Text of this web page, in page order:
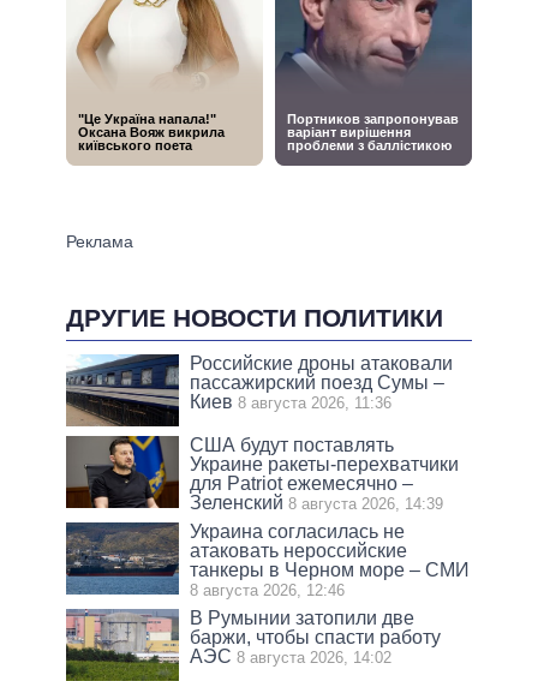
ДРУГИЕ НОВОСТИ ПОЛИТИКИ
Российские дроны атаковали
пассажирский поезд Сумы –
Киев 8 августа 2026, 11:36
США будут поставлять
Украине ракеты-перехватчики
для Patriot ежемесячно –
Зеленский 8 августа 2026, 14:39
Украина согласилась не
атаковать нероссийские
танкеры в Черном море – СМИ
8 августа 2026, 12:46
В Румынии затопили две
баржи, чтобы спасти работу
АЭС 8 августа 2026, 14:02